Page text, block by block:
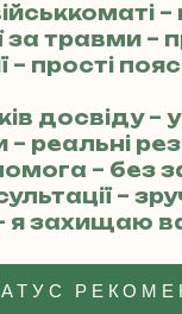
за травми –
– прості
досвіду –
– реальні
– без
–
я захищаю